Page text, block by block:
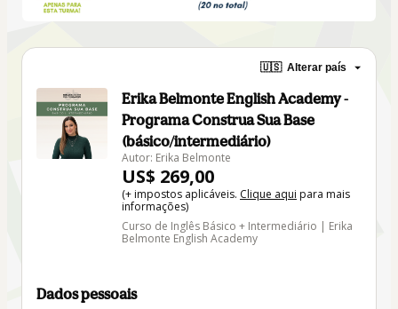
🇺🇸 Alterar país
Erika Belmonte English Academy -
Programa Construa Sua Base
(básico/intermediário)
Autor: Erika Belmonte
US$ 269,00
(+ impostos aplicáveis. Clique aqui para mais
informações)
Curso de Inglês Básico + Intermediário | Erika
Belmonte English Academy
Dados pessoais